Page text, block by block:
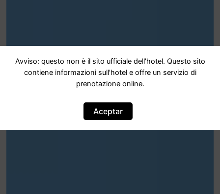
Avviso: questo non è il sito ufficiale dell'hotel. Questo sito
contiene informazioni sull'hotel e offre un servizio di
prenotazione online.
Aceptar